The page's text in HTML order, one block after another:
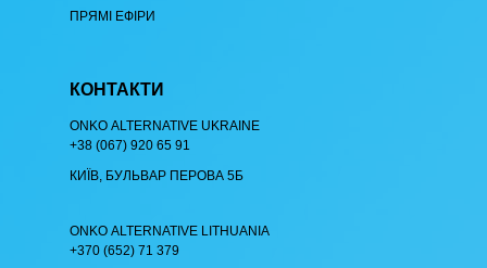
ПРЯМІ ЕФІРИ
КОНТАКТИ
ОNKO АLTERNATIVE UKRAINE
+38 (067) 920 65 91
КИЇВ, БУЛЬВАР ПЕРОВА 5Б
ОNKO АLTERNATIVE LITHUANIA
+370 (652) 71 379